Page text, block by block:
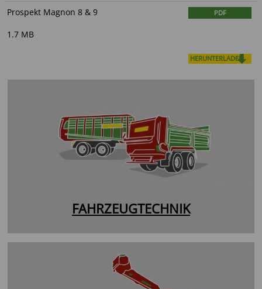
Prospekt Magnon 8 & 9 PDF
1.7 MB
HERUNTERLADEN
FAHRZEUGTECHNIK